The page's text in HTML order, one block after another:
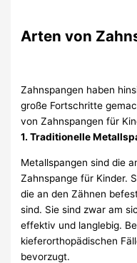
Arten von
Zahnspangen haben
große Fortschritte
von Zahnspangen für
1. Traditionelle
Metallspangen sind die
Zahnspange für Kinder.
die an den Zähnen
sind. Sie sind zwar am
effektiv und langlebig.
kieferorthopädischen
bevorzugt.